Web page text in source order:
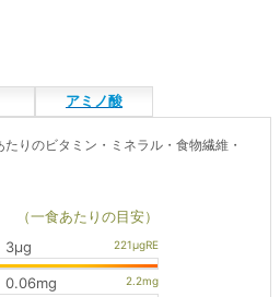
アミノ酸
りのビタミン・ミネラル・食物繊維・
（一食あたりの目安）
3μg
0.06mg